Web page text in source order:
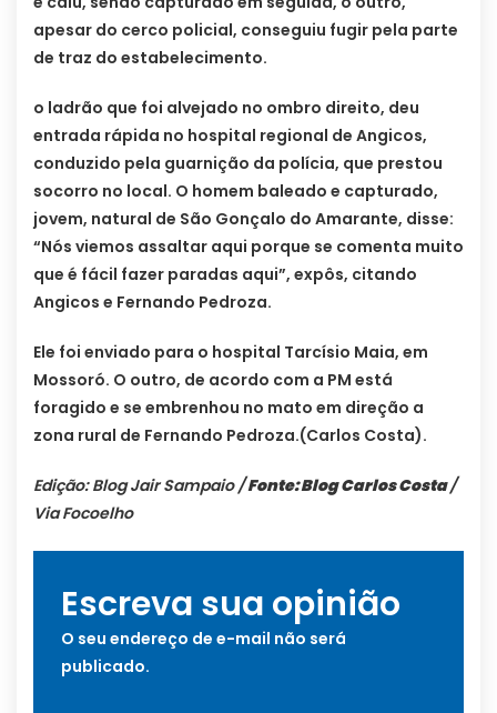
apesar do cerco policial, conseguiu fugir pela parte
de traz do estabelecimento.
o ladrão que foi alvejado no ombro direito, deu
entrada rápida no hospital regional de Angicos,
conduzido pela guarnição da polícia, que prestou
socorro no local. O homem baleado e capturado,
jovem, natural de São Gonçalo do Amarante, disse:
“Nós viemos assaltar aqui porque se comenta muito
que é fácil fazer paradas aqui”, expôs, citando
Angicos e Fernando Pedroza.
Ele foi enviado para o hospital Tarcísio Maia, em
Mossoró. O outro, de acordo com a PM está
foragido e se embrenhou no mato em direção a
zona rural de Fernando Pedroza.(Carlos Costa).
Edição: Blog Jair Sampaio /Fonte: Blog Carlos Costa/
Via Focoelho
Escreva sua opinião
O seu endereço de e-mail não será
publicado.